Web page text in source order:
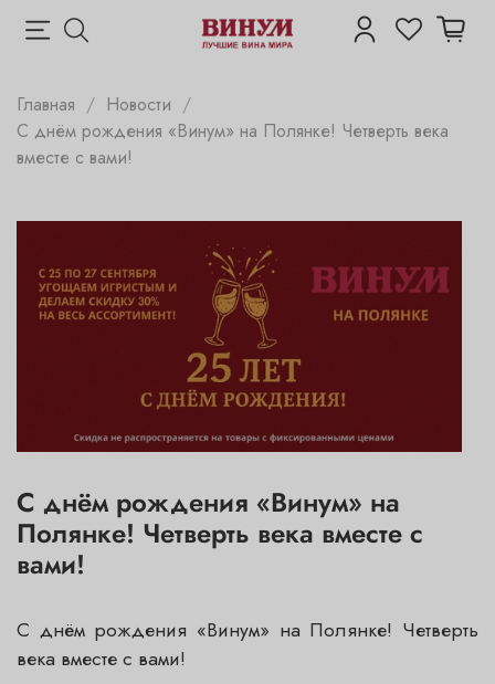
Главная
Новости
С днём рождения «Винум» на Полянке! Четверть века
вместе с вами!
С днём рождения «Винум» на
Полянке! Четверть века вместе с
вами!
С днём рождения «Винум» на Полянке! Четверть
века вместе с вами!